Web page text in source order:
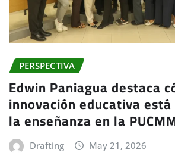
PERSPECTIVA
Edwin Paniagua destaca
innovación educativa
la enseñanza en la
Drafting May 21, 2026